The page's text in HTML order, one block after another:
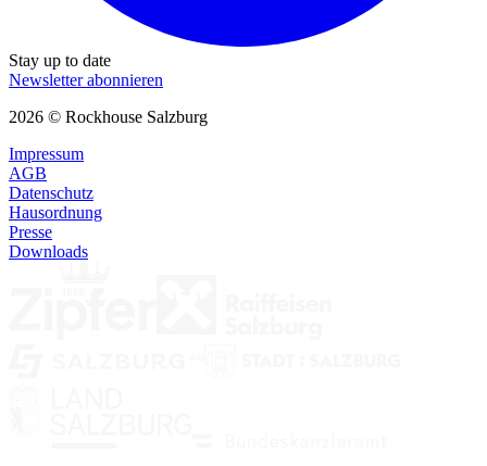
Stay up to date
Newsletter abonnieren
2026 © Rockhouse Salzburg
Impressum
AGB
Datenschutz
Hausordnung
Presse
Downloads